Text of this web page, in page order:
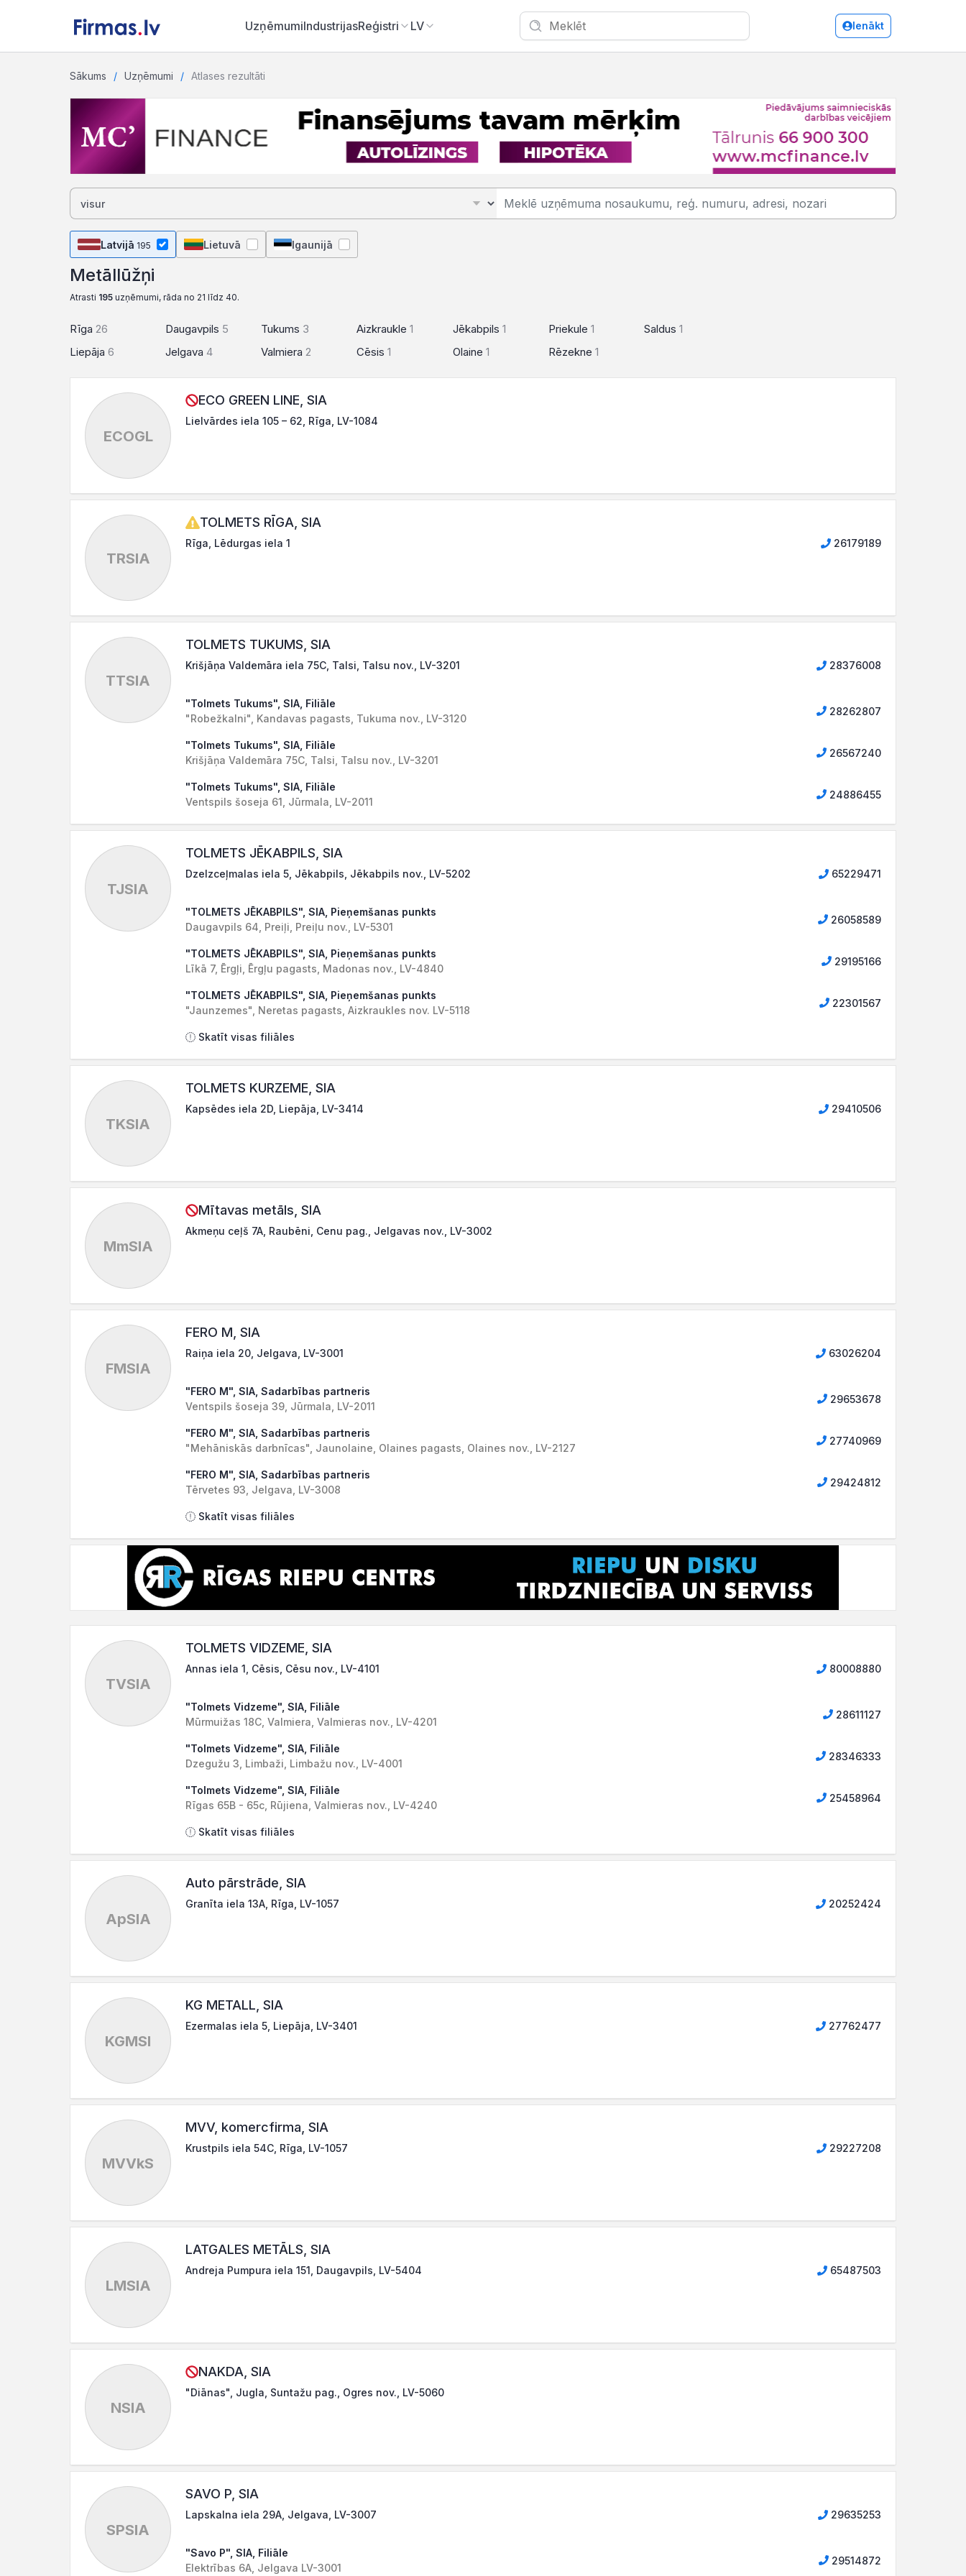
UzņēmumiIndustrijasReģistri LV Ienākt
Sākums Uzņēmumi Atlases rezultāti
Latvijā 195 Lietuvā Igaunijā
Metāllūžņi
Atrasti 195 uzņēmumi, rāda no 21 līdz 40.
Rīga 26
Liepāja 6
Daugavpils 5
Jelgava4
Tukums 3
Valmiera2
Aizkraukle1
Cēsis1
Jēkabpils 1
Olaine 1
Priekule 1
Rēzekne 1
Saldus 1
ECOGL
ECO GREEN LINE, SIA
Lielvārdes iela 105 – 62, Rīga, LV-1084
TRSIA
TOLMETS RĪGA, SIA
Rīga, Lēdurgas iela 1 26179189
TTSIA
TOLMETS TUKUMS, SIA
Krišjāņa Valdemāra iela 75C, Talsi, Talsu nov., LV-3201 28376008
"Tolmets Tukums", SIA, Filiāle
"Robežkalni", Kandavas pagasts, Tukuma nov., LV-3120
28262807
"Tolmets Tukums", SIA, Filiāle
Krišjāņa Valdemāra 75C, Talsi, Talsu nov., LV-3201
26567240
"Tolmets Tukums", SIA, Filiāle
Ventspils šoseja 61, Jūrmala, LV-2011
24886455
TJSIA
TOLMETS JĒKABPILS, SIA
Dzelzceļmalas iela 5, Jēkabpils, Jēkabpils nov., LV-5202 65229471
"TOLMETS JĒKABPILS", SIA, Pieņemšanas punkts
Daugavpils 64, Preiļi, Preiļu nov., LV-5301
26058589
"TOLMETS JĒKABPILS", SIA, Pieņemšanas punkts
Līkā 7, Ērgļi, Ērgļu pagasts, Madonas nov., LV-4840
29195166
"TOLMETS JĒKABPILS", SIA, Pieņemšanas punkts
"Jaunzemes", Neretas pagasts, Aizkraukles nov. LV-5118
22301567
Skatīt visas filiāles
TKSIA
TOLMETS KURZEME, SIA
Kapsēdes iela 2D, Liepāja, LV-3414 29410506
MmSIA
Mītavas metāls, SIA
Akmeņu ceļš 7A, Raubēni, Cenu pag., Jelgavas nov., LV-3002
FMSIA
FERO M, SIA
Raiņa iela 20, Jelgava, LV-3001 63026204
"FERO M", SIA, Sadarbības partneris
Ventspils šoseja 39, Jūrmala, LV-2011
29653678
"FERO M", SIA, Sadarbības partneris
"Mehāniskās darbnīcas", Jaunolaine, Olaines pagasts, Olaines nov., LV-2127
27740969
"FERO M", SIA, Sadarbības partneris
Tērvetes 93, Jelgava, LV-3008
29424812
Skatīt visas filiāles
TVSIA
TOLMETS VIDZEME, SIA
Annas iela 1, Cēsis, Cēsu nov., LV-4101 80008880
"Tolmets Vidzeme", SIA, Filiāle
Mūrmuižas 18C, Valmiera, Valmieras nov., LV-4201
28611127
"Tolmets Vidzeme", SIA, Filiāle
Dzegužu 3, Limbaži, Limbažu nov., LV-4001
28346333
"Tolmets Vidzeme", SIA, Filiāle
Rīgas 65B - 65c, Rūjiena, Valmieras nov., LV-4240
25458964
Skatīt visas filiāles
ApSIA
Auto pārstrāde, SIA
Granīta iela 13A, Rīga, LV-1057 20252424
KGMSI
KG METALL, SIA
Ezermalas iela 5, Liepāja, LV-3401 27762477
MVVkS
MVV, komercfirma, SIA
Krustpils iela 54C, Rīga, LV-1057 29227208
LMSIA
LATGALES METĀLS, SIA
Andreja Pumpura iela 151, Daugavpils, LV-5404 65487503
NSIA
NAKDA, SIA
"Diānas", Jugla, Suntažu pag., Ogres nov., LV-5060
SPSIA
SAVO P, SIA
Lapskalna iela 29A, Jelgava, LV-3007 29635253
"Savo P", SIA, Filiāle
Elektrības 6A, Jelgava LV-3001
29514872